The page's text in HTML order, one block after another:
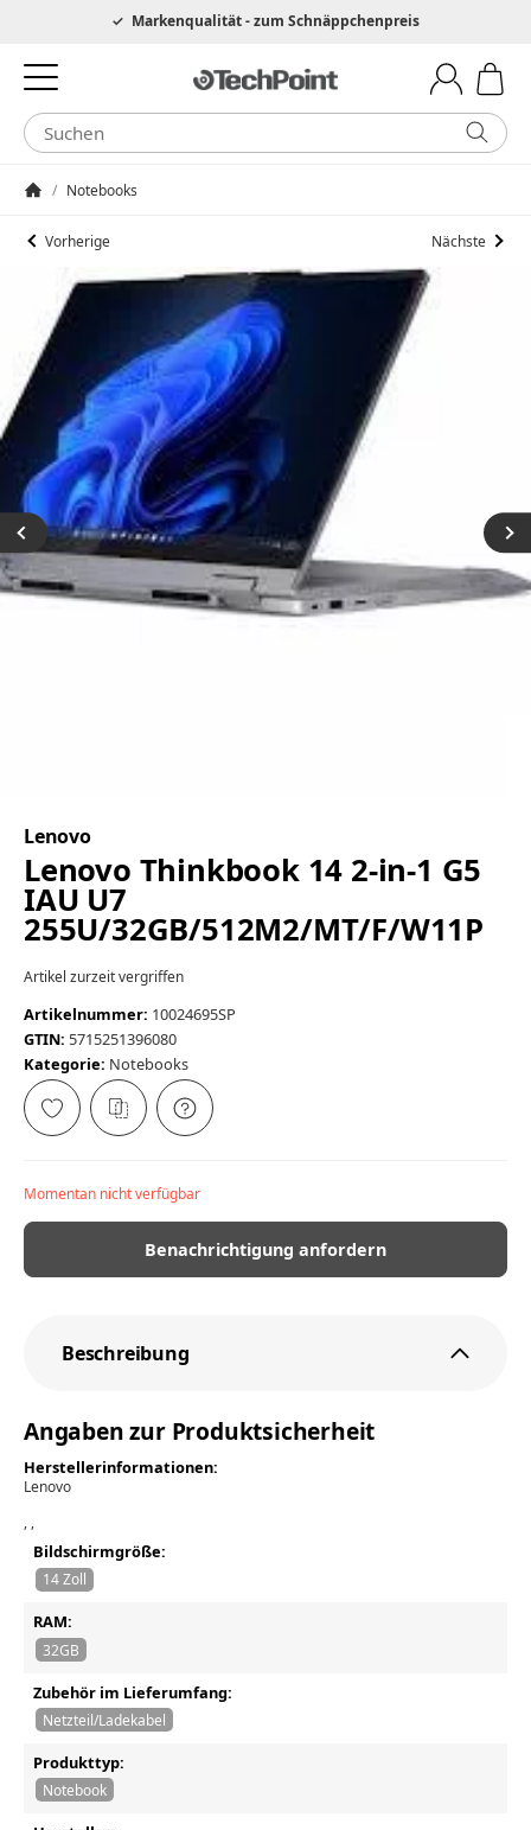
Hotline 0049 6205 3079975Markenqualität - zum Schnäppchenpreis
/ Notebooks
Vorherige Nächste
Lenovo
Lenovo Thinkbook 14 2-in-1 G5
IAU U7
255U/32GB/512M2/MT/F/W11P
Artikel zurzeit vergriffen
Artikelnummer: 10024695SP
GTIN: 5715251396080
Kategorie: Notebooks
Momentan nicht verfügbar
Benachrichtigung anfordern
Beschreibung
Angaben zur Produktsicherheit
Herstellerinformationen:
Lenovo
, ,
Bildschirmgröße:
14 Zoll
RAM:
32GB
Zubehör im Lieferumfang:
Netzteil/Ladekabel
Produkttyp:
Notebook